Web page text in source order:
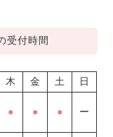
受付時間
木 金 土 日
● ● ● ー